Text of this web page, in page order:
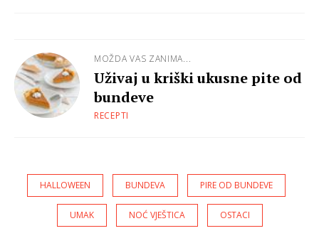
MOŽDA VAS ZANIMA...
Uživaj u kriški ukusne pite od
bundeve
RECEPTI
HALLOWEEN BUNDEVA PIRE OD BUNDEVE
UMAK NOĆ VJEŠTICA OSTACI